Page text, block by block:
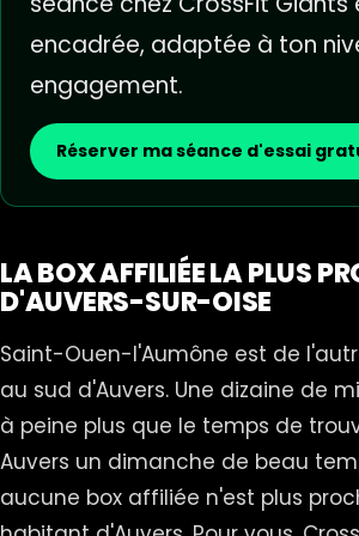
encadrée, adaptée à ton
engagement.
Réserver ma séance d'essai
LA BOX AFFILIÉE LA PLUS
D'AUVERS-SUR-OISE
Saint-Ouen-l'Aumône est de
au sud d'Auvers. Une dizaine de
à peine plus que le temps de
Auvers un dimanche de beau
aucune box affiliée n'est plus